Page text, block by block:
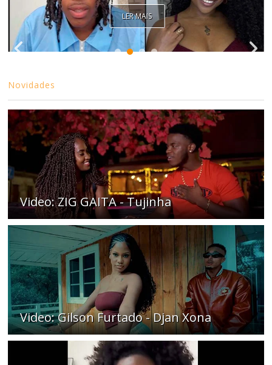
LER MAIS
Novidades
Video: ZIG GAITA - Tujinha
Video: Gilson Furtado - Djan Xona